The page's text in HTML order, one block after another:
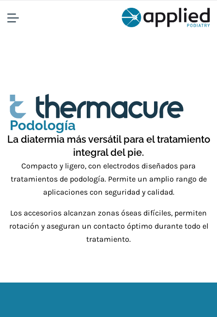
Podología
La diatermia más versátil para el tratamiento
integral del pie.
Compacto y ligero, con electrodos diseñados para
tratamientos de podología. Permite un amplio rango de
aplicaciones con seguridad y calidad.
Los accesorios alcanzan zonas óseas difíciles, permiten
rotación y aseguran un contacto óptimo durante todo el
tratamiento.